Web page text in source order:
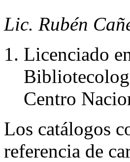
Lic. Rubén
Licenciado
Centro
Los catálogos
referencia de